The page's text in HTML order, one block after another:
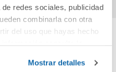
redes sociales, publicidad
combinarla con otra
del uso que hayas hecho
Mostrar detalles
tu opinión